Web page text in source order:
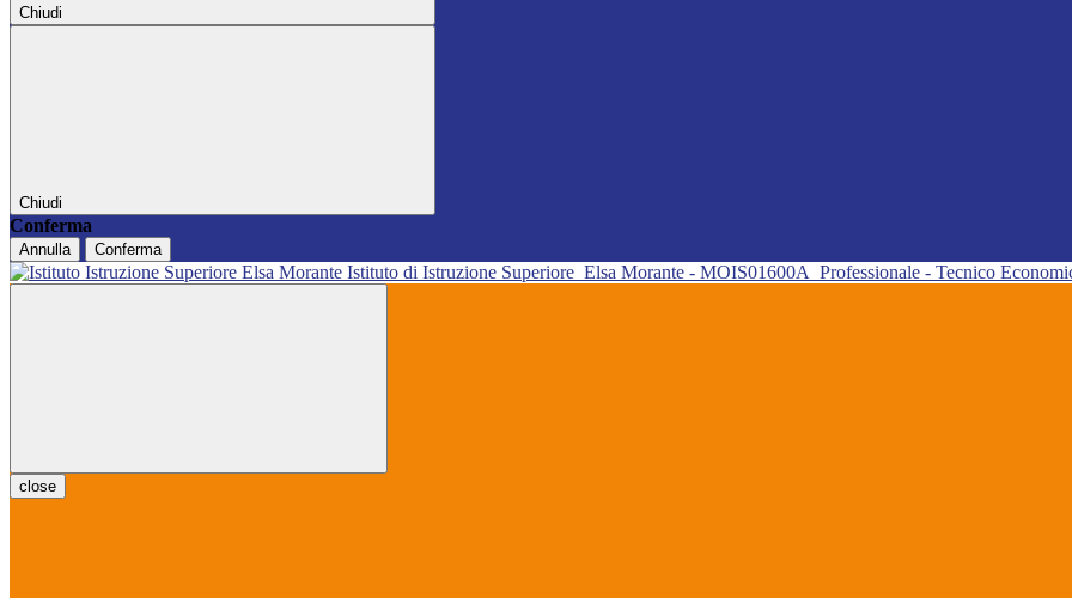
Chiudi
Chiudi
Conferma
Annulla Conferma
Istituto di Istruzione Superiore Elsa Morante - MOIS01600A Professionale - Tecnico
close